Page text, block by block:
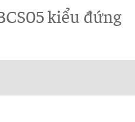
kiểu đứng